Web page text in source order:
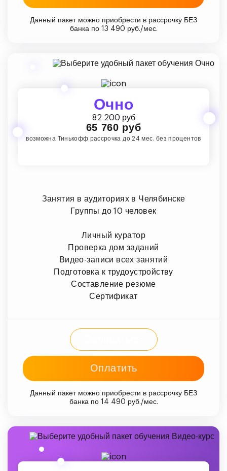
Данный пакет можно приобрести в рассрочку БЕЗ
банка по 13 490 руб./мес.
Очно
82 200 руб
65 760 руб
возможна Тинькофф рассрочка до 24 мес. без процентов
Занятия в аудиториях в Челябинске
Группы до 10 человек
Личный куратор
Проверка дом заданий
Видео-записи всех занятий
Подготовка к трудоустройству
Составление резюме
Сертификат
Оплатить
Данный пакет можно приобрести в рассрочку БЕЗ
банка по 14 490 руб./мес.